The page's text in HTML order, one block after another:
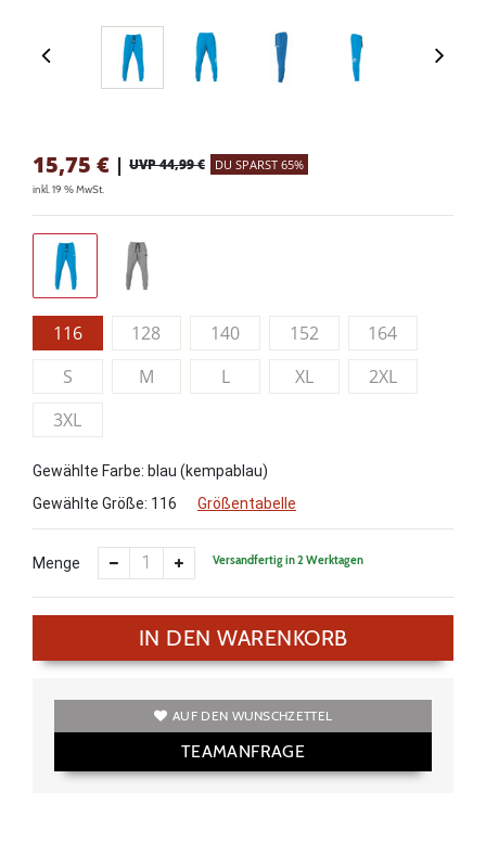
15,75 € | UVP 44,99 € DU SPARST 65%
inkl. 19 % MwSt.
116 128 140 152
164
S
M L XL
2XL
3XL
Gewählte Farbe: blau (kempablau)
Gewählte Größe: 116 Größentabelle
Menge Versandfertig in 2 Werktagen
IN DEN WARENKORB
AUF DEN WUNSCHZETTEL
TEAMANFRAGE